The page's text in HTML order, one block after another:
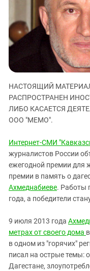
Дагестан
Ингушетия
Кабардино-Балкария
Калмыкия
Карачаево-Черкесия
Краснодарский край
Российская Федерация
Северная Осетия -
СКФО
Ставропольский край
Чечня
Южный Кавказ
ЮФО
НАСТОЯЩИЙ
РАСПРОСТРАНЕН
ЛИБО КАСАЕТСЯ
ООО "МЕМО".
Интернет-СМИ
журналистов России
ежегодной премии для
премии в память о
Ахмеднабиеве. Работы
года, а победители
9 июля 2013 года
метрах от своего дома
в одном из "горячих"
писал на острые темы:
Дагестане,